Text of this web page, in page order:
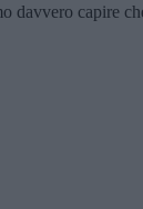
davvero capire